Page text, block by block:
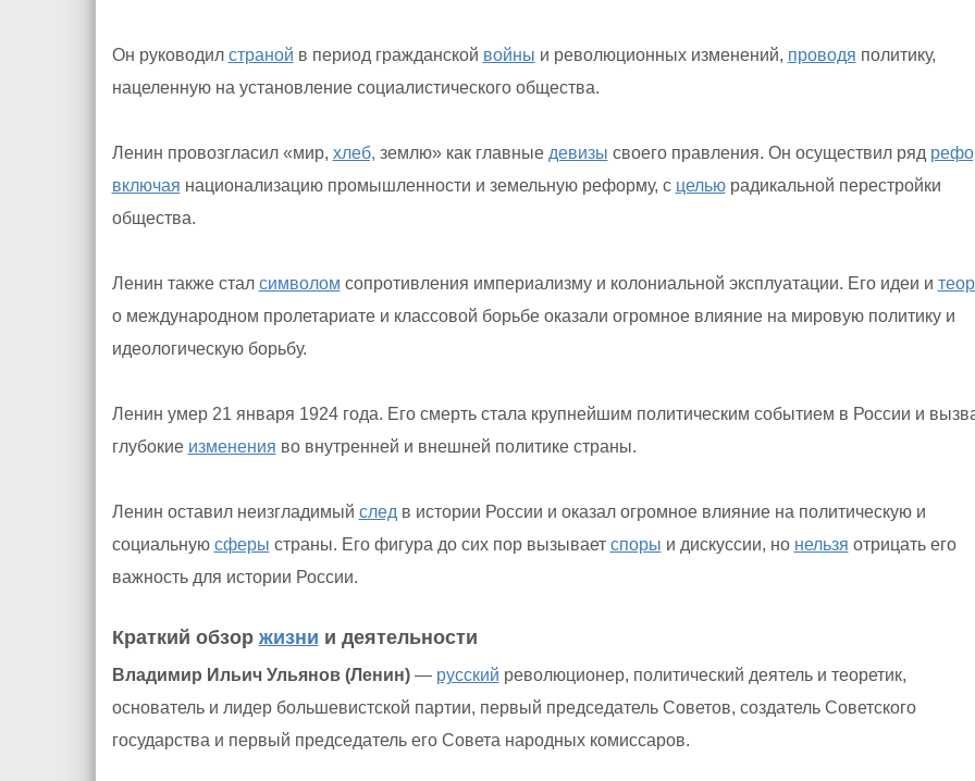
Он руководил страной в период гражданской войны и революционных изменений, проводя политику,
нацеленную на установление социалистического общества.
Ленин провозгласил «мир, хлеб, землю» как главные девизы своего правления. Он осуществил ряд
включая национализацию промышленности и земельную реформу, с цельюрадикальной перестройки
общества.
Ленин также стал символом сопротивления империализму и колониальной эксплуатации. Его идеи и
о международном пролетариате и классовой борьбе оказали огромное влияние на мировую политику и
идеологическую борьбу.
Ленин умер 21 января 1924 года. Его смерть стала крупнейшим политическим событием в России и
глубокие изменения во внутренней и внешней политике страны.
Ленин оставил неизгладимый след в истории России и оказал огромное влияние на политическую и
социальную сферы страны. Его фигура до сих пор вызывает споры и дискуссии, но нельзя отрицать его
важность для истории России.
Краткий обзор жизни и деятельности
Владимир Ильич Ульянов (Ленин)— русский революционер, политический деятель и теоретик,
основатель и лидер большевистской партии, первый председатель Советов, создатель Советского
государства и первый председатель его Совета народных комиссаров.